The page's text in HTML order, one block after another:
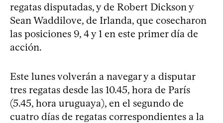
regatas disputadas, y de Robert Dickson y
Sean Waddilove, de Irlanda, que cosecharon
las posiciones 9, 4 y 1 en este primer día de
acción.
Este lunes volverán a navegar y a disputar
tres regatas desde las 10.45, hora de París
(5.45, hora uruguaya), en el segundo de
cuatro días de regatas correspondientes a la